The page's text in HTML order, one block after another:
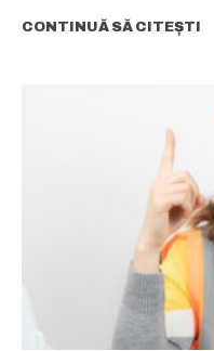
CONTINUĂ SĂ CITEȘTI